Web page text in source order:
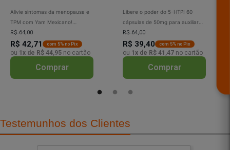
Alivie sintomas da menopausa e
TPM com Yam Mexicano!
Precursor natural de estrógenos
e progesterona, reduz dores da
artrite, reumatismo e cólicas.
Aumente a sensibilidade dos
receptores de estrogênios para
R$ 64,00
R$ 42,71 com 5% no Pix
ou 1x de R$ 44,95 no cartão
Comprar
Libere o poder do 5-HTP! 60
cápsulas de 50mg para auxiliar
na melhora do humor, reduzir a
ansiedade e promover um sono
mais reparador. Sinta-se mais
equilibrado e energizado
naturalmente. Experimente a
R$ 64,00
R$ 39,40 com 5% no Pix
ou 1x de R$ 41,47 no cartão
Comprar
Testemunhos dos Clientes